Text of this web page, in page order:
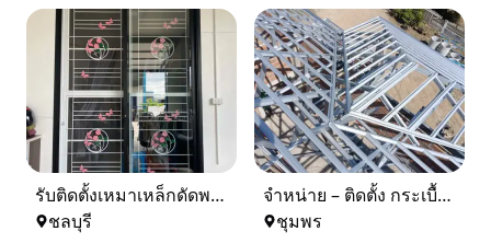
รับติดตั้งเหมาเหล็กดัดพร้อมมุ้งลวด
ชลบุรี
จำหน่าย – ติดตั้ง กระเบื้อง โครงหลังคา ถอดแบบแจ้งราคาฟรี
ชุมพร